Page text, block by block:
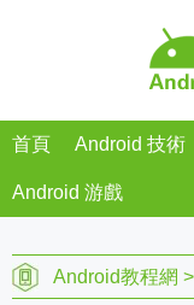
首頁 Android 技術
Android 游戲
Android教程網